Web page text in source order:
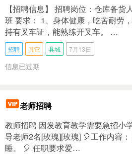
【招聘信息】 招聘岗位：仓库备货
班 要求： 1、身体健康，吃苦耐劳
持有叉车证，能熟练开叉车。 …
招聘 其它 县城 7月13日
信息已过期
老师招聘
教师招聘 因发教育教学需要急招小
导老师2名[玫瑰][玫瑰] 🎈工作内容
睡。 🎈 任职要求爱…